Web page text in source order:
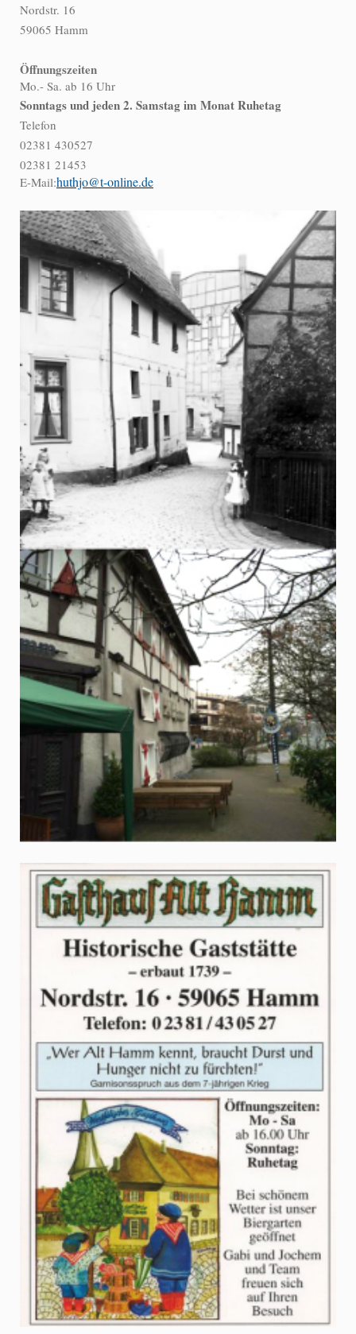
Nordstr. 16
59065 Hamm
Öffnungszeiten
Mo.- Sa. ab 16 Uhr
Sonntags und jeden 2. Samstag im Monat Ruhetag
Telefon
02381 430527
02381 21453
E-Mail:huthjo@t-online.de